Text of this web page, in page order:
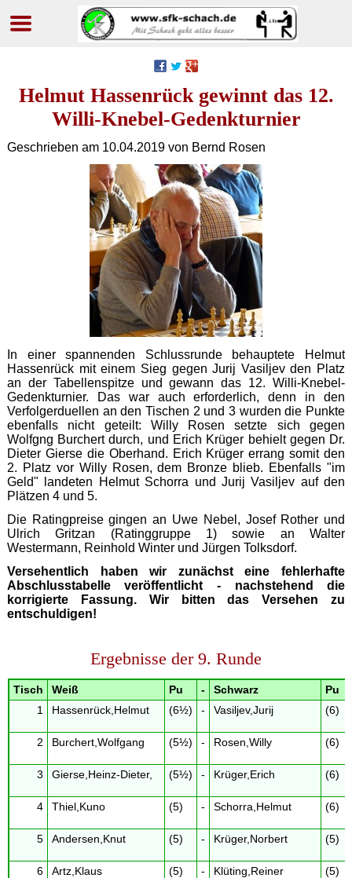
Helmut Hassenrück gewinnt das 12.
Willi-Knebel-Gedenkturnier
Geschrieben am 10.04.2019von Bernd Rosen
In einer spannenden Schlussrunde behauptete Helmut
Hassenrück mit einem Sieg gegen Jurij Vasiljev den Platz
an der Tabellenspitze und gewann das 12. Willi-Knebel-
Gedenkturnier. Das war auch erforderlich, denn in den
Verfolgerduellen an den Tischen 2 und 3 wurden die Punkte
ebenfalls nicht geteilt: Willy Rosen setzte sich gegen
Wolfgng Burchert durch, und Erich Krüger behielt gegen Dr.
Dieter Gierse die Oberhand. Erich Krüger errang somit den
2. Platz vor Willy Rosen, dem Bronze blieb. Ebenfalls "im
Geld" landeten Helmut Schorra und Jurij Vasiljev auf den
Plätzen 4 und 5.
Die Ratingpreise gingen an Uwe Nebel, Josef Rother und
Ulrich Gritzan (Ratinggruppe 1) sowie an Walter
Westermann, Reinhold Winter und Jürgen Tolksdorf.
Versehentlich haben wir zunächst eine fehlerhafte
Abschlusstabelle veröffentlicht - nachstehend die
korrigierte Fassung. Wir bitten das Versehen zu
entschuldigen!
Ergebnisse der 9. Runde
Tisch Weiß Pu - Schwarz
Pu
1
Hassenrück,Helmut (6½) - Vasiljev,Jurij (6)
2 Burchert,Wolfgang (5½) - Rosen,Willy (6)
3 Gierse,Heinz-Dieter, (5½) - Krüger,Erich (6)
4 Thiel,Kuno (5) - Schorra,Helmut (6)
5 Andersen,Knut (5) - Krüger,Norbert (5)
6 Artz,Klaus (5) - Klüting,Reiner (5)